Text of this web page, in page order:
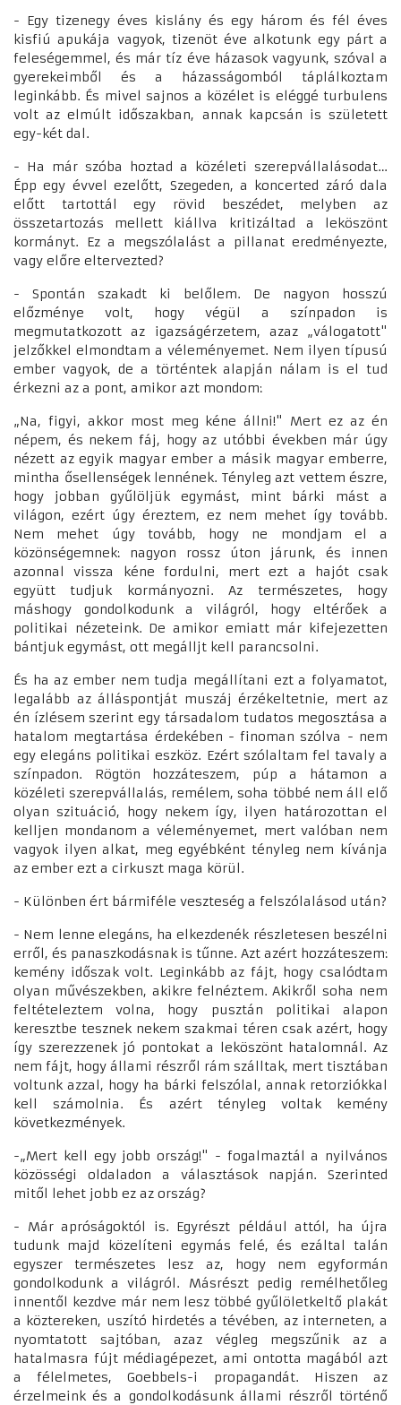
- Egy tizenegy éves kislány és egy három és fél éves
kisfiú apukája vagyok, tizenöt éve alkotunk egy párt a
feleségemmel, és már tíz éve házasok vagyunk, szóval a
gyerekeimből és a házasságomból táplálkoztam
leginkább. És mivel sajnos a közélet is eléggé turbulens
volt az elmúlt időszakban, annak kapcsán is született
egy-két dal.
- Ha már szóba hoztad a közéleti szerepvállalásodat…
Épp egy évvel ezelőtt, Szegeden, a koncerted záró dala
előtt tartottál egy rövid beszédet, melyben az
összetartozás mellett kiállva kritizáltad a leköszönt
kormányt. Ez a megszólalást a pillanat eredményezte,
vagy előre eltervezted?
- Spontán szakadt ki belőlem. De nagyon hosszú
előzménye volt, hogy végül a színpadon is
megmutatkozott az igazságérzetem, azaz „válogatott"
jelzőkkel elmondtam a véleményemet. Nem ilyen típusú
ember vagyok, de a történtek alapján nálam is el tud
érkezni az a pont, amikor azt mondom:
„Na, figyi, akkor most meg kéne állni!" Mert ez az én
népem, és nekem fáj, hogy az utóbbi években már úgy
nézett az egyik magyar ember a másik magyar emberre,
mintha ősellenségek lennének. Tényleg azt vettem észre,
hogy jobban gyűlöljük egymást, mint bárki mást a
világon, ezért úgy éreztem, ez nem mehet így tovább.
Nem mehet úgy tovább, hogy ne mondjam el a
közönségemnek: nagyon rossz úton járunk, és innen
azonnal vissza kéne fordulni, mert ezt a hajót csak
együtt tudjuk kormányozni. Az természetes, hogy
máshogy gondolkodunk a világról, hogy eltérőek a
politikai nézeteink. De amikor emiatt már kifejezetten
bántjuk egymást, ott megálljt kell parancsolni.
És ha az ember nem tudja megállítani ezt a folyamatot,
legalább az álláspontját muszáj érzékeltetnie, mert az
én ízlésem szerint egy társadalom tudatos megosztása a
hatalom megtartása érdekében - finoman szólva - nem
egy elegáns politikai eszköz. Ezért szólaltam fel tavaly a
színpadon. Rögtön hozzáteszem, púp a hátamon a
közéleti szerepvállalás, remélem, soha többé nem áll elő
olyan szituáció, hogy nekem így, ilyen határozottan el
kelljen mondanom a véleményemet, mert valóban nem
vagyok ilyen alkat, meg egyébként tényleg nem kívánja
az ember ezt a cirkuszt maga körül.
- Különben ért bármiféle veszteség a felszólalásod után?
- Nem lenne elegáns, ha elkezdenék részletesen beszélni
erről, és panaszkodásnak is tűnne. Azt azért hozzáteszem:
kemény időszak volt. Leginkább az fájt, hogy csalódtam
olyan művészekben, akikre felnéztem. Akikről soha nem
feltételeztem volna, hogy pusztán politikai alapon
keresztbe tesznek nekem szakmai téren csak azért, hogy
így szerezzenek jó pontokat a leköszönt hatalomnál. Az
nem fájt, hogy állami részről rám szálltak, mert tisztában
voltunk azzal, hogy ha bárki felszólal, annak retorziókkal
kell számolnia. És azért tényleg voltak kemény
következmények.
-„Mert kell egy jobb ország!" - fogalmaztál a nyilvános
közösségi oldaladon a választások napján. Szerinted
mitől lehet jobb ez az ország?
- Már apróságoktól is. Egyrészt például attól, ha újra
tudunk majd közelíteni egymás felé, és ezáltal talán
egyszer természetes lesz az, hogy nem egyformán
gondolkodunk a világról. Másrészt pedig remélhetőleg
innentől kezdve már nem lesz többé gyűlöletkeltő plakát
a köztereken, uszító hirdetés a tévében, az interneten, a
nyomtatott sajtóban, azaz végleg megszűnik az a
hatalmasra fújt médiagépezet, ami ontotta magából azt
a félelmetes, Goebbels-i propagandát. Hiszen az
érzelmeink és a gondolkodásunk állami részről történő